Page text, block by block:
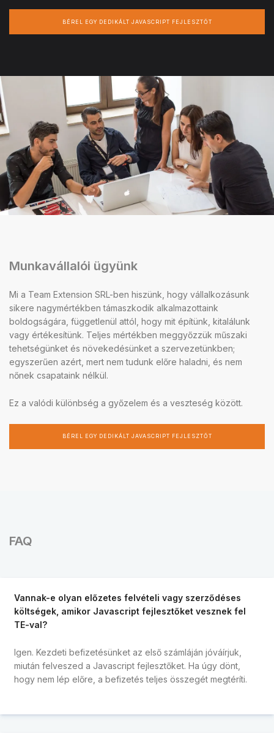
BÉREL EGY DEDIKÁLT JAVASCRIPT FEJLESZTŐT
Munkavállalói ügyünk
Mi a Team Extension SRL-ben hiszünk, hogy vállalkozásunk
sikere nagymértékben támaszkodik alkalmazottaink
boldogságára, függetlenül attól, hogy mit építünk, kitalálunk
vagy értékesítünk. Teljes mértékben meggyőzzük műszaki
tehetségünket és növekedésünket a szervezetünkben;
egyszerűen azért, mert nem tudunk előre haladni, és nem
nőnek csapataink nélkül.
Ez a valódi különbség a győzelem és a veszteség között.
BÉREL EGY DEDIKÁLT JAVASCRIPT FEJLESZTŐT
FAQ
Vannak-e olyan előzetes felvételi vagy szerződéses
költségek, amikor Javascript fejlesztőket vesznek fel
TE-val?
Igen. Kezdeti befizetésünket az első számláján jóváírjuk,
miután felveszed a Javascript fejlesztőket. Ha úgy dönt,
hogy nem lép előre, a befizetés teljes összegét megtéríti.